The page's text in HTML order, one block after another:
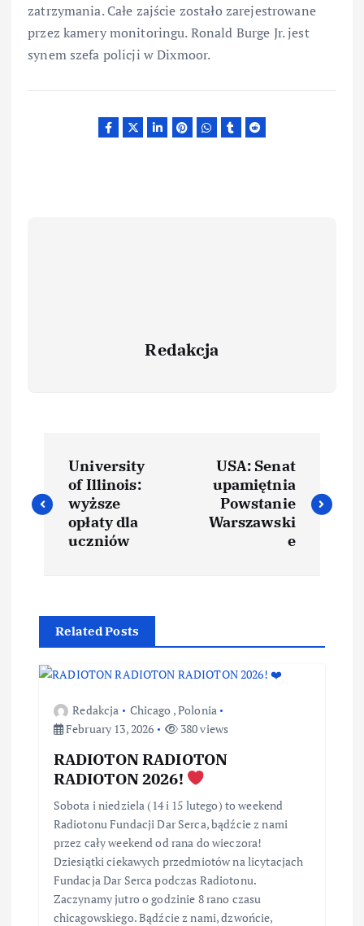
zatrzymania. Całe zajście zostało zarejestrowane
przez kamery monitoringu. Ronald Burge Jr. jest
synem szefa policji w Dixmoor.
Redakcja
University
of Illinois:
wyższe
opłaty dla
uczniów
USA: Senat
upamiętnia
Powstanie
Warszawski
e
Related Posts
Redakcja Chicago ,Polonia
February 13, 2026
380 views
RADIOTON RADIOTON
RADIOTON 2026!
Sobota i niedziela (14 i 15 lutego) to weekend
Radiotonu Fundacji Dar Serca, bądźcie z nami
przez cały weekend od rana do wieczora!
Dziesiątki ciekawych przedmiotów na licytacjach
Fundacja Dar Serca podczas Radiotonu.
Zaczynamy jutro o godzinie 8 rano czasu
chicagowskiego. Bądźcie z nami, dzwońcie,